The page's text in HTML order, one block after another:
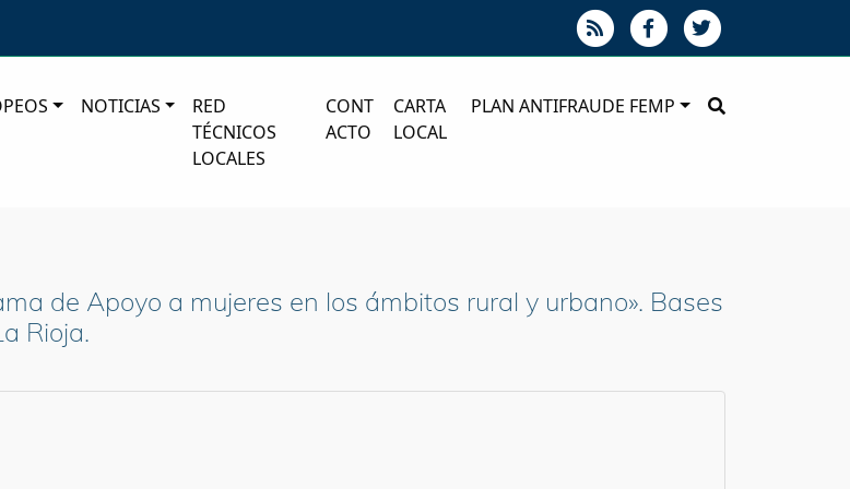
NOTICIAS
RED
TÉCNICOS
LOCALES
CONT
ACTO
CARTA
LOCAL
PLAN ANTIFRAUDE FEMP
de Apoyo a mujeres en los ámbitos rural y urbano». Bases
Rioja.